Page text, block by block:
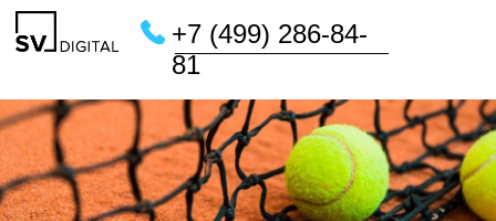
+7 (499) 286-84-